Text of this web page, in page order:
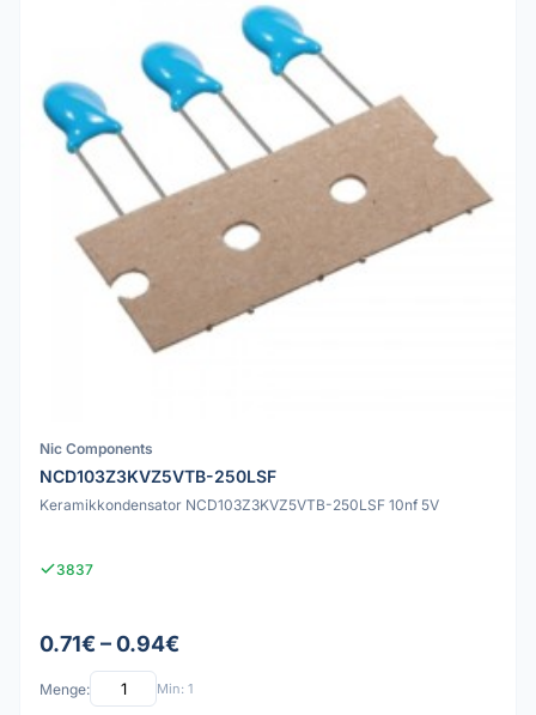
Nic Components
NCD103Z3KVZ5VTB-250LSF
Keramikkondensator NCD103Z3KVZ5VTB-250LSF 10nf 5V
3837
0.71€ – 0.94€
Menge: Min: 1